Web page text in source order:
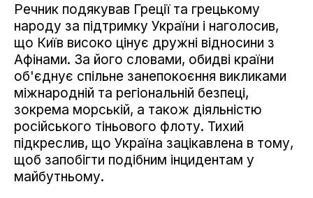
Речник подякував Греції та грецькому
народу за підтримку України і наголосив,
що Київ високо цінує дружні відносини з
Афінами. За його словами, обидві країни
об'єднує спільне занепокоєння викликами
міжнародній та регіональній безпеці,
зокрема морській, а також діяльністю
російського тіньового флоту. Тихий
підкреслив, що Україна зацікавлена в тому,
щоб запобігти подібним інцидентам у
майбутньому.